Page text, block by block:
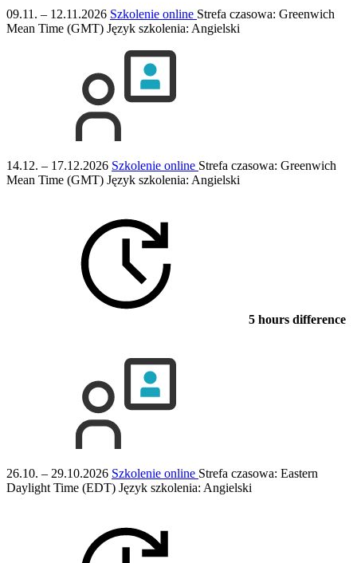
09.11. – 12.11.2026 Szkolenie online Strefa czasowa: Greenwich
Mean Time (GMT) Język szkolenia: Angielski
14.12. – 17.12.2026 Szkolenie online Strefa czasowa: Greenwich
Mean Time (GMT) Język szkolenia: Angielski
5 hours difference
26.10. – 29.10.2026 Szkolenie online Strefa czasowa: Eastern
Daylight Time (EDT) Język szkolenia: Angielski